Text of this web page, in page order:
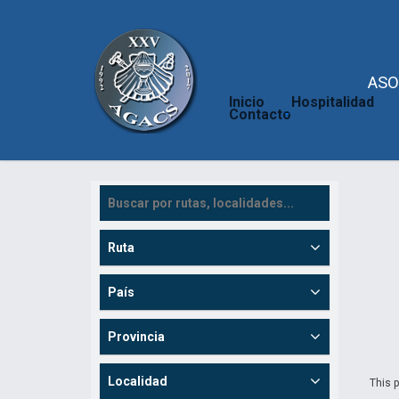
Inicio Hospitalidad
Contacto
This
Ruta
País
Provincia
Localidad